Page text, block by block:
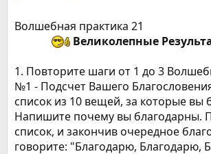
Волшебная практика 21
Великолепные
1. Повторите шаги от 1 до 3
№1 - Подсчет Вашего
список из 10 вещей, за которые вы
Напишите почему вы благодарны.
список, и закончив очередное
говорите: "Благодарю, Благодарю,